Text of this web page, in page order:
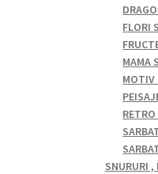
FLORI
MAMA
MOTIV
SNURURI